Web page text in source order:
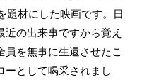
題材にした映画です。日
の出来事ですから覚え
を無事に生還させたこ
ーとして喝采されまし